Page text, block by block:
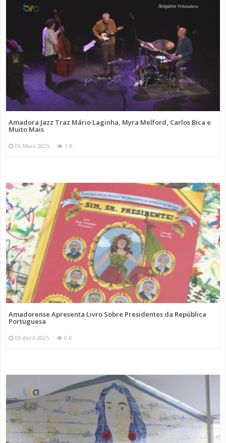
Amadora Jazz Traz Mário Laginha, Myra Melford, Carlos Bica e
Muito Mais
06 Maio 2025 1 K
Amadorense Apresenta Livro Sobre Presidentes da República
Portuguesa
09 Abril 2025 0 K